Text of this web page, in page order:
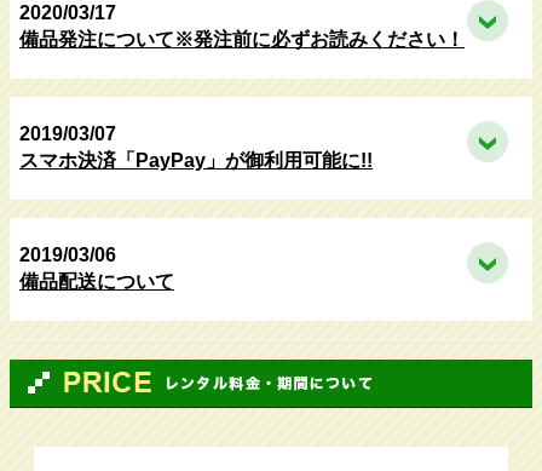
2020/03/17
備品発注について※発注前に必ずお読みください！
2019/03/07
スマホ決済「PayPay」が御利用可能に!!
2019/03/06
備品配送について